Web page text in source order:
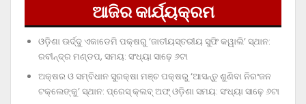
ଆଜିର କାର୍ଯ୍ୟକ୍ରମ
ଓଡ଼ିଶା ଊର୍ଦ୍ଦୁ ଏକାଡେମି ପକ୍ଷରୁ ‘ଜାତୀୟସ୍ତରୀୟ ସୁଫି କୱାଲି’ ସ୍ଥାନ:
ରବୀନ୍ଦ୍ର ମଣ୍ଡପ, ସମୟ: ସଂଧ୍ୟା ସାଢ଼େ ୬ଟା
ଅକ୍ଷର ଓ ସମ୍ବିଧାନ ସୁରକ୍ଷା ମଞ୍ଚ ପକ୍ଷରୁ ‘ଆସନ୍ତୁ ଶୁଣିବା ନିରଂଜନ
ଟକ୍‌ଲେଙ୍କୁ’ ସ୍ଥାନ: ପ୍ରେସ୍‌ କ୍ଲବ୍‌ ଅଫ୍‌ ଓଡ଼ିଶା ସମୟ: ସଂଧ୍ୟା ସାଢ଼େ ୬ଟା